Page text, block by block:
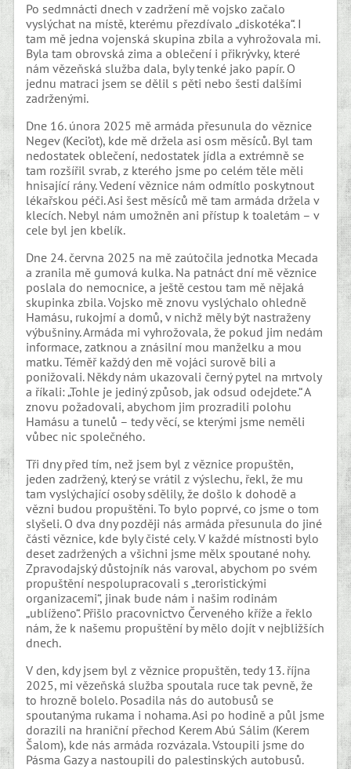
Po sedmnácti dnech v zadržení mě vojsko začalo
vyslýchat na místě, kterému přezdívalo „diskotéka“. I
tam mě jedna vojenská skupina zbila a vyhrožovala mi.
Byla tam obrovská zima a oblečení i přikrývky, které
nám vězeňská služba dala, byly tenké jako papír. O
jednu matraci jsem se dělil s pěti nebo šesti dalšími
zadrženými.
Dne 16. února 2025 mě armáda přesunula do věznice
Negev (Keci’ot), kde mě držela asi osm měsíců. Byl tam
nedostatek oblečení, nedostatek jídla a extrémně se
tam rozšířil svrab, z kterého jsme po celém těle měli
hnisající rány. Vedení věznice nám odmítlo poskytnout
lékařskou péči. Asi šest měsíců mě tam armáda držela v
klecích. Nebyl nám umožněn ani přístup k toaletám – v
cele byl jen kbelík.
Dne 24. června 2025 na mě zaútočila jednotka Mecada
a zranila mě gumová kulka. Na patnáct dní mě věznice
poslala do nemocnice, a ještě cestou tam mě nějaká
skupinka zbila. Vojsko mě znovu vyslýchalo ohledně
Hamásu, rukojmí a domů, v nichž měly být nastraženy
výbušniny. Armáda mi vyhrožovala, že pokud jim nedám
informace, zatknou a znásilní mou manželku a mou
matku. Téměř každý den mě vojáci surově bili a
ponižovali. Někdy nám ukazovali černý pytel na mrtvoly
a říkali: „Tohle je jediný způsob, jak odsud odejdete.“ A
znovu požadovali, abychom jim prozradili polohu
Hamásu a tunelů – tedy věcí, se kterými jsme neměli
vůbec nic společného.
Tři dny před tím, než jsem byl z věznice propuštěn,
jeden zadržený, který se vrátil z výslechu, řekl, že mu
tam vyslýchající osoby sdělily, že došlo k dohodě a
vězni budou propuštěni. To bylo poprvé, co jsme o tom
slyšeli. O dva dny později nás armáda přesunula do jiné
části věznice, kde byly čisté cely. V každé místnosti bylo
deset zadržených a všichni jsme mělx spoutané nohy.
Zpravodajský důstojník nás varoval, abychom po svém
propuštění nespolupracovali s „teroristickými
organizacemi“, jinak bude nám i našim rodinám
„ublíženo“. Přišlo pracovnictvo Červeného kříže a řeklo
nám, že k našemu propuštění by mělo dojít v nejbližších
dnech.
V den, kdy jsem byl z věznice propuštěn, tedy 13. října
2025, mi vězeňská služba spoutala ruce tak pevně, že
to hrozně bolelo. Posadila nás do autobusů se
spoutanýma rukama i nohama. Asi po hodině a půl jsme
dorazili na hraniční přechod Kerem Abú Sálim (Kerem
Šalom), kde nás armáda rozvázala. Vstoupili jsme do
Pásma Gazy a nastoupili do palestinských autobusů.